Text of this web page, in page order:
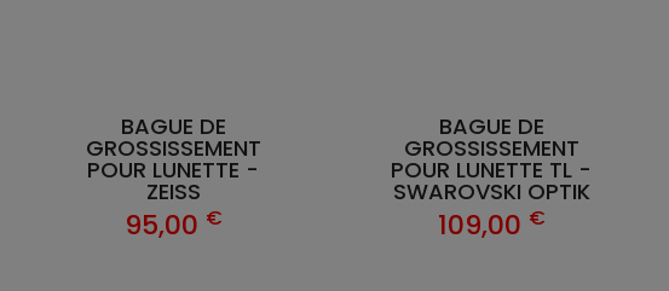
BAGUE DE
GROSSISSEMENT
POUR LUNETTE TL -
SWAROVSKI OPTIK
109,00 €
BAGUE DE
GROSSISSEMENT
POUR LUNETTE -
ZEISS
95,00 €